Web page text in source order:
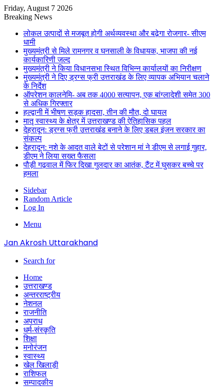
Friday, August 7 2026
Breaking News
लोकल उत्पादों से मजबूत होगी अर्थव्यवस्था और बढ़ेगा रोजगार- सीएम
धामी
मुख्यमंत्री से मिले रामनगर व घनसाली के विधायक, भाजपा की नई
कार्यकारिणी जल्द
मुख्यमंत्री ने किया विधानसभा स्थित विभिन्न कार्यालयों का निरीक्षण
मुख्यमंत्री ने दिए ड्रग्स फ्री उत्तराखंड के लिए व्यापक अभियान चलाने
के निर्देश
ऑपरेशन कालनेमि- अब तक 4000 सत्यापन, एक बांग्लादेशी समेत 300
से अधिक गिरफ्तार
हल्द्वानी में भीषण सड़क हादसा, तीन की मौत, दो घायल
मातृ स्वास्थ्य के क्षेत्र में उत्तराखण्ड की ऐतिहासिक पहल
देहरादून: ड्रग्स फ्री उत्तराखंड बनाने के लिए डबल इंजन सरकार का
संकल्प
देहरादून: नशे के आदत वाले बेटों से परेशान मां ने डीएम से लगाई गुहार,
डीएम ने लिया सख्त फैसला
पौड़ी गढ़वाल में फिर दिखा गुलदार का आतंक, टैंट में घुसकर बच्चे पर
हमला
Sidebar
Random Article
Log In
Menu
Jan Akrosh Uttarakhand
Search for
Home
उत्तराखण्ड
अन्तरराष्ट्रीय
नेशनल
राजनीति
अपराध
धर्म-संस्कृति
शिक्षा
मनोरंजन
स्वास्थ्य
खेल खिलाड़ी
राशिफल
सम्पादकीय